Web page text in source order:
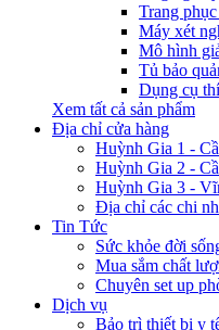
Trang
Máy xét
Mô hình
Tủ bảo
Dụng cụ
Xem tất cả sản phẩm
Địa chỉ cửa hàng
Huỳnh Gia 1 -
Huỳnh Gia 2 -
Huỳnh Gia 3 -
Địa chỉ các chi
Tin Tức
Sức khỏe đời
Mua sắm chất
Chuyên set up
Dịch vụ
Bảo trì thiết bị y